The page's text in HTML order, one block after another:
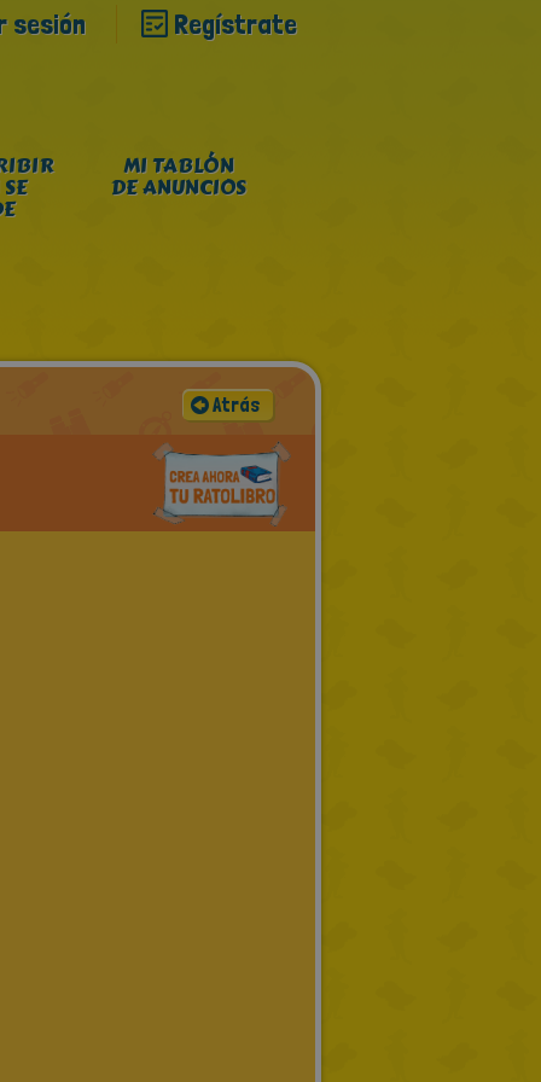
sesión Regístrate
MI TABLÓN
DE ANUNCIOS
Atrás